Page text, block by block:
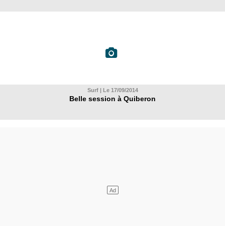
Surf | Le 17/09/2014
Belle session à Quiberon